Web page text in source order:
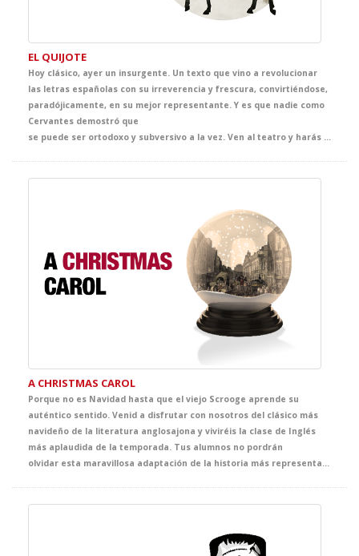
EL QUIJOTE
Hoy clásico, ayer un insurgente. Un texto que vino a revolucionar
las letras españolas con su irreverencia y frescura, convirtiéndose,
paradójicamente, en su mejor representante. Y es que nadie como
Cervantes demostró que
A CHRISTMAS CAROL
Porque no es Navidad hasta que el viejo Scrooge aprende su
auténtico sentido. Venid a disfrutar con nosotros del clásico más
navideño de la literatura anglosajona y viviréis la clase de Inglés
más aplaudida de la temporada. Tus alumnos no pordrán